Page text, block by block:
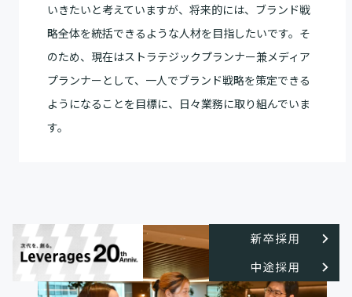
いきたいと考えていますが、将来的には、ブランド戦
略全体を統括できるような人材を目指したいです。そ
のため、現在はストラテジックプランナー兼メディア
プランナーとして、一人でブランド戦略を策定できる
ようになることを目標に、日々業務に取り組んでいま
す。